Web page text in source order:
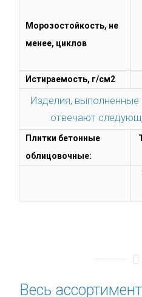
Морозостойкость, не
менее, циклов
Истираемость, г/см2
Изделия, выполненные
отвечают
Плитки бетонные
облицовочные:
Весь